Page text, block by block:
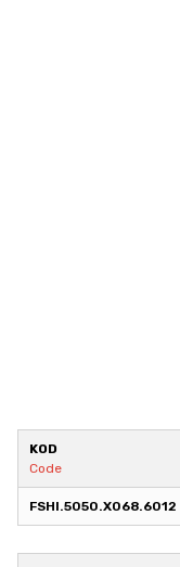
KOD
Code
FSHI.5050.X068.6012